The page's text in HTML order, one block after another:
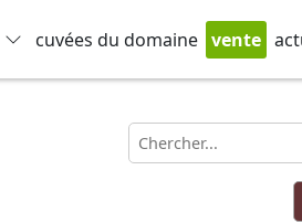
cuvées du domaine vente